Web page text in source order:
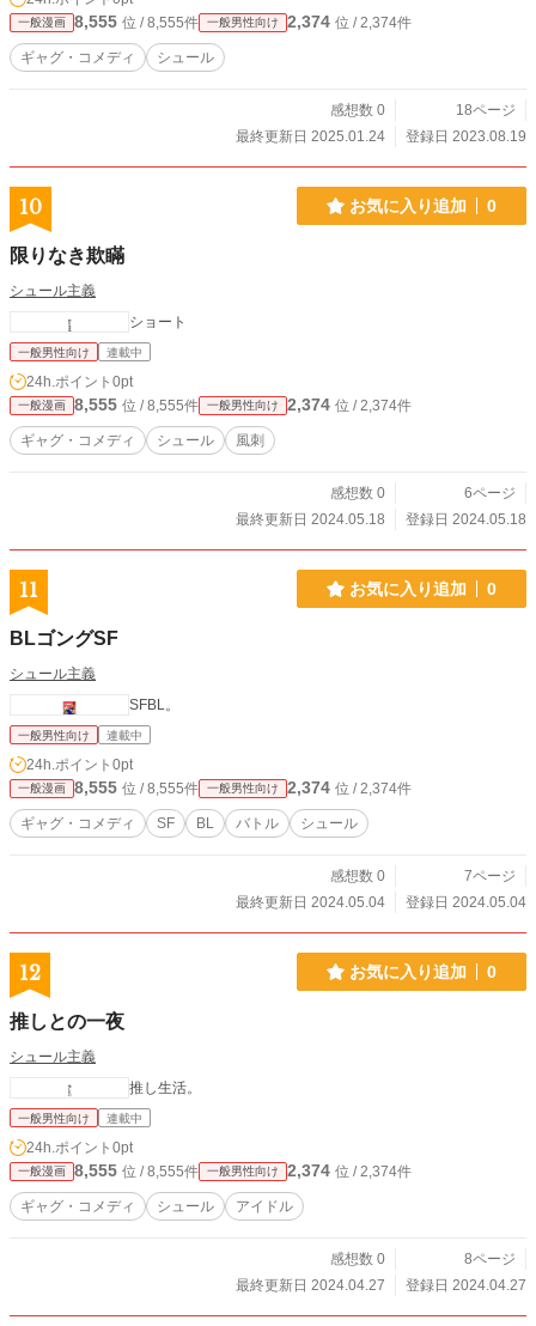
一般漫画 8,555 位 / 8,555件 一般男性向け 2,374 位 / 2,374件
ギャグ・コメディ シュール
感想数 0
18ページ
最終更新日 2025.01.24
登録日 2023.08.19
10 お気に入り追加 0
限りなき欺瞞
シュール主義
ショート
一般男性向け 連載中
24h.ポイント 0pt
一般漫画 8,555 位 / 8,555件 一般男性向け 2,374 位 / 2,374件
ギャグ・コメディ シュール 風刺
感想数 0
6ページ
最終更新日 2024.05.18
登録日 2024.05.18
11 お気に入り追加 0
BLゴングSF
シュール主義
SFBL。
一般男性向け 連載中
24h.ポイント 0pt
一般漫画 8,555 位 / 8,555件 一般男性向け 2,374 位 / 2,374件
ギャグ・コメディ SF BL バトル シュール
感想数 0
7ページ
最終更新日 2024.05.04
登録日 2024.05.04
12 お気に入り追加 0
推しとの一夜
シュール主義
推し生活。
一般男性向け 連載中
24h.ポイント 0pt
一般漫画 8,555 位 / 8,555件 一般男性向け 2,374 位 / 2,374件
ギャグ・コメディ シュール アイドル
感想数 0
8ページ
最終更新日 2024.04.27
登録日 2024.04.27